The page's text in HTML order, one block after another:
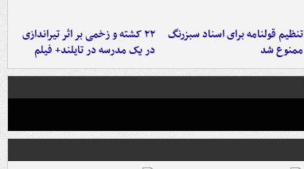
تنظیم قولنامه برای اسناد سبزرنگ
ممنوع شد
۲۲ کشته و زخمی بر اثر تیراندازی
در یک مدرسه در تایلند+ فیلم